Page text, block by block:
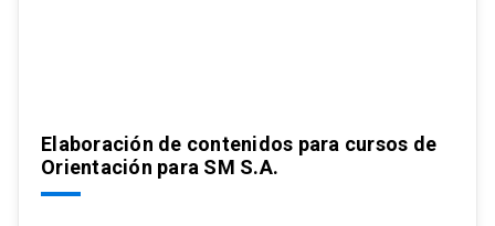
Elaboración de contenidos para cursos de
Orientación para SM S.A.